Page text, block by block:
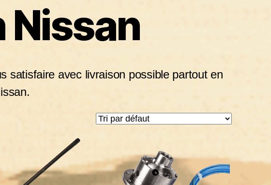
satisfaire avec livraison possible partout en